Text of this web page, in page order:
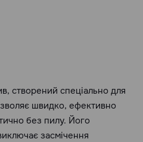
створений спеціально для
швидко, ефективно
без пилу. Його
засмічення